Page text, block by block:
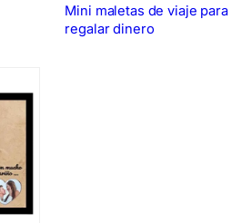
Mini maletas de viaje para
regalar dinero